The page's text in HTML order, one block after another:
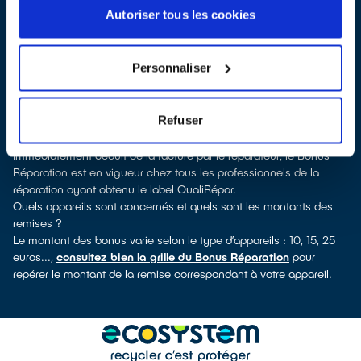
Autoriser tous les cookies
Personnaliser
Refuser
réparateur, vous découvrirez pour quels types d’appareils ce
professionnel a obtenu le label. Réfrigérateur, lave-vaisselle, petit
à chaque famille d’appareils son réparateur spécialisé et labellisé
QualiRépar.
Consulter l’annuaire
Comment bénéficier du Bonus Réparation à Aubigny-Les
Clouzeaux ?
Immédiatement déduit de la facture par le réparateur, le Bonus
Réparation est en vigueur chez tous les professionnels de la
réparation ayant obtenu le label QualiRépar.
Quels appareils sont concernés et quels sont les montants des
remises ?
Le montant des bonus varie selon le type d’appareils : 10, 15, 25
euros..., consultez bien la grille du Bonus Réparation pour
repérer le montant de la remise correspondant à votre appareil.